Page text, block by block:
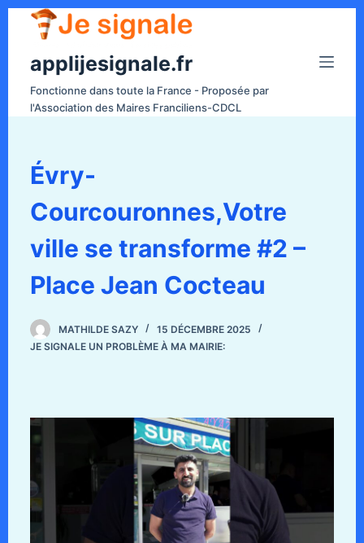
applijesignale.fr
Fonctionne dans toute la France - Proposée par
l'Association des Maires Franciliens-CDCL
Évry-
Courcouronnes,Votre
ville se transforme #2 –
Place Jean Cocteau
MATHILDE SAZY
15 DÉCEMBRE 2025
JE SIGNALE UN PROBLÈME À MA MAIRIE: